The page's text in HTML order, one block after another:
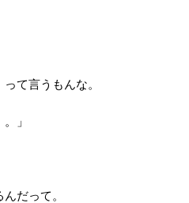
て言うもんな。
」
だって。